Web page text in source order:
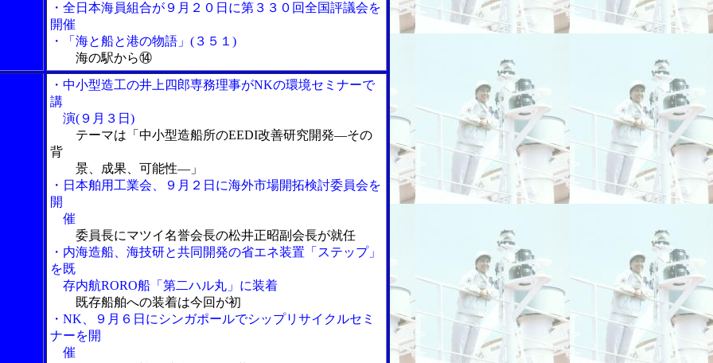
・全日本海員組合が９月２０日に第３３０回全国評議会を
開催
・「海と船と港の物語」(３５１)
海の駅から⑭
・中小型造工の井上四郎専務理事がNKの環境セミナーで
講
演(９月３日)
テーマは「中小型造船所のEEDI改善研究開発―その
背
景、成果、可能性―」
・日本舶用工業会、９月２日に海外市場開拓検討委員会を
開
催
委員長にマツイ名誉会長の松井正昭副会長が就任
・内海造船、海技研と共同開発の省エネ装置「ステップ」
を既
存内航RORO船「第二ハル丸」に装着
既存船舶への装着は今回が初
・NK、９月６日にシンガポールでシップリサイクルセミ
ナーを開
催